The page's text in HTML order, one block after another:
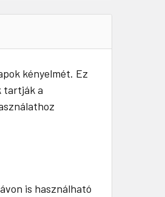
kényelmét. Ez
tartják a
is használható